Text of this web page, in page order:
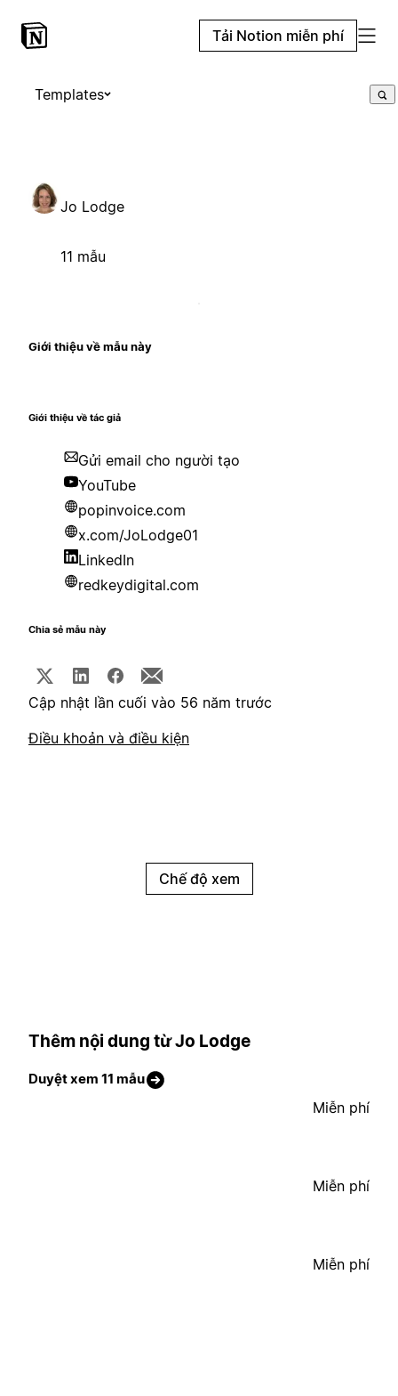
Tải Notion miễn phí
Templates
Jo Lodge
11 mẫu
Giới thiệu về mẫu này
Giới thiệu về tác giả
Gửi email cho người tạo
YouTube
popinvoice.com
x.com/JoLodge01
LinkedIn
redkeydigital.com
Chia sẻ mẫu này
Cập nhật lần cuối vào 56 năm trước
Điều khoản và điều kiện
Chế độ xem
Thêm nội dung từ Jo Lodge
Duyệt xem 11 mẫu
Miễn phí
Miễn phí
Miễn phí